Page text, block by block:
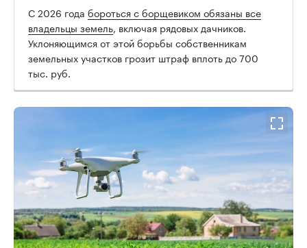
00:00
С 2026 года бороться с борщевиком обязаны все
владельцы земель, включая рядовых дачников.
Уклоняющимся от этой борьбы собственникам
земельных участков грозит штраф вплоть до 700
тыс. руб.